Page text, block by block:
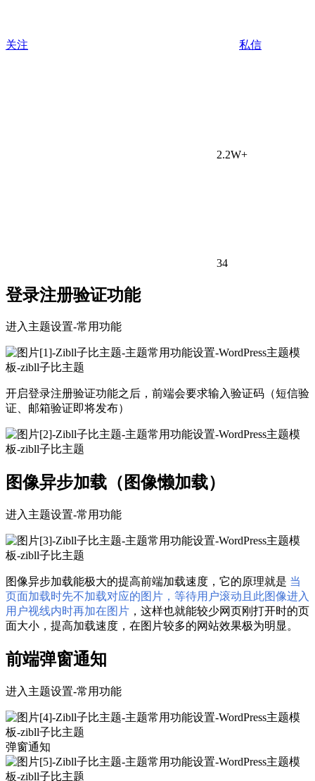
关注 私信
2.2W+
34
登录注册验证功能
进入主题设置-常用功能
开启登录注册验证功能之后，前端会要求输入验证码（短信验
证、邮箱验证即将发布）
图像异步加载（图像懒加载）
进入主题设置-常用功能
图像异步加载能极大的提高前端加载速度，它的原理就是 当
页面加载时先不加载对应的图片，等待用户滚动且此图像进入
用户视线内时再加在图片 ，这样也就能较少网页刚打开时的页
面大小，提高加载速度，在图片较多的网站效果极为明显。
前端弹窗通知
进入主题设置-常用功能
弹窗通知